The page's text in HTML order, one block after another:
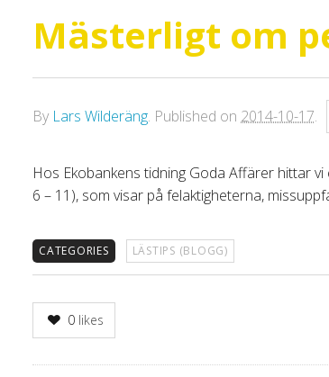
Mästerligt om
By Lars Wilderäng. Published on 2014-10-17.
Hos Ekobankens tidning Goda Affärer hittar
6 – 11), som visar på felaktigheterna,
CATEGORIES LÄSTIPS (BLOGG)
0 likes